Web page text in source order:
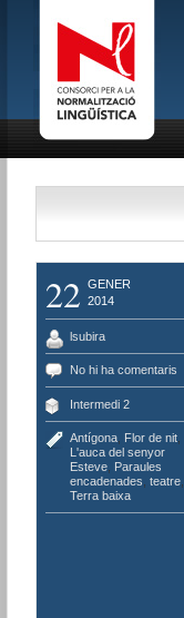
22 GENER
2014
lsubira
No hi ha comentaris
Intermedi 2
Antígona, Flor de nit,
L'auca del senyor
Esteve, Paraules
encadenades teatre,
Terra baixa